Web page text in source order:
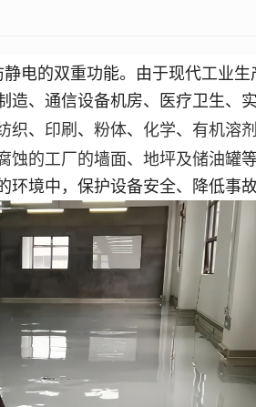
电的双重功能。由于现代工业
造、通信设备机房、医疗卫生、
织、 印刷、 粉体、 化学、 有机溶剂
蚀的工厂的墙面、地坪及储油罐
境中，保护设备安全、降低事故